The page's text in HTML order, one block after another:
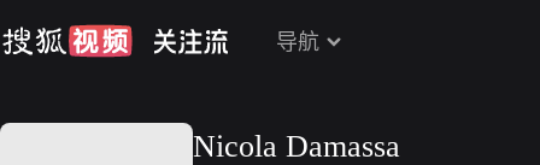
导航
Nicola Damassa